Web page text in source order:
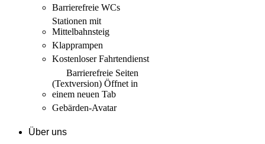
Barrierefreie WCs
Stationen mit
Mittelbahnsteig
Klapprampen
Kostenloser Fahrtendienst
Barrierefreie Seiten
(Textversion) Öffnet in
einem neuen Tab
Gebärden-Avatar
Über uns